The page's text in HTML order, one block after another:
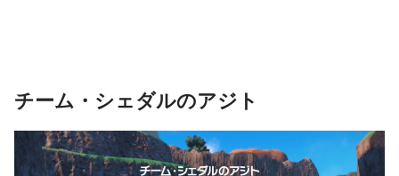
チーム・シェダルのアジト